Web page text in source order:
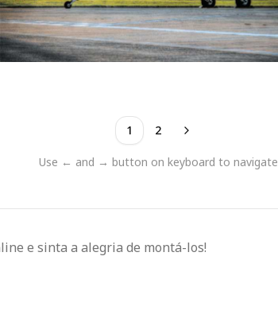
1 2
Use ← and → button on keyboard to navigate
e sinta a alegria de montá-los!